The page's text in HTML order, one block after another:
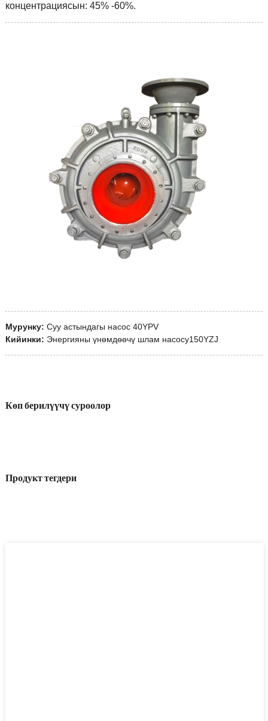
концентрациясын: 45% -60%.
Мурунку: Суу астындагы насос 40YPV
Кийинки: Энергияны үнөмдөөчү шлам насосу150YZJ
Көп берилүүчү суроолор
Продукт тегдери